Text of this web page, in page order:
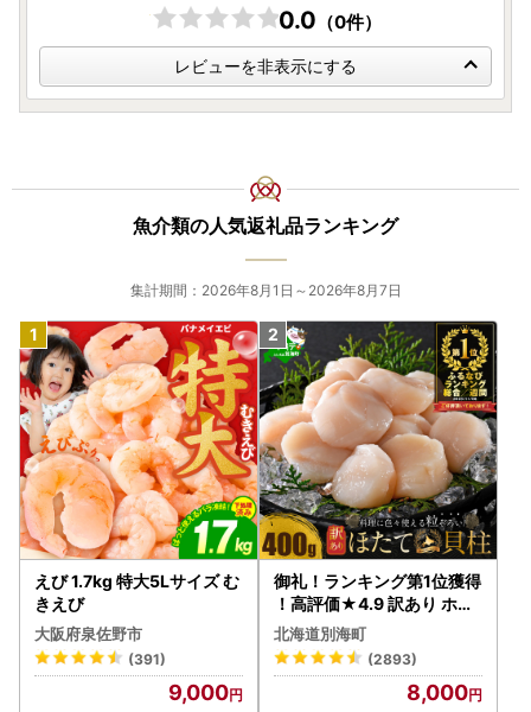
いいたします。
◆お問い合わせ先◆
境町ふるさと納税サポートセンター
■返礼品の内容/発送時期等に関すること
[TEL]0280-23-4711（平日9:00-17:00 土日年末年始は除
[Mail]mono@sakaimachi.co.jp
◆寄附金受領証明書の送付について
ご寄付確認後、１～２週間程度でお届けとなりますのでご了
承ください。
※確定申告に必要な書類となりますので大切に保管してくだ
さい。
◆ワンストップ特例申請書の送付について
ご希望頂いた方のみに、ご入金確認後、発送いたします。
ご寄付確認後、１～２週間程度でお届けとなりますのでご了
承ください。
※申請書が到着しましたら、印字内容をご確認いただき、確
認書類を貼り付けのうえ同封の返信用封筒にてご返送くださ
0.0 （0件）
レビューを非表示にする
魚介類の人気返礼品ランキング
集計期間：2026年8月1日～2026年8月7日
えび 1.7kg 特大5Lサイズ む
きえび
大阪府泉佐野市
(391)
9,000
御礼！ランキング第1位獲得
！高評価★4.9 訳あり ホタ
テ 400g（ほたて 帆立 貝柱
冷凍 ）
北海道別海町
(2893)
8,000